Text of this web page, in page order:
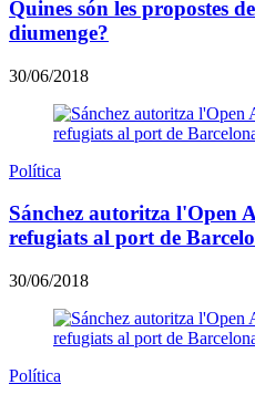
Quines són les propostes
diumenge?
30/06/2018
Política
Sánchez autoritza l'Open
refugiats al port de
30/06/2018
Política